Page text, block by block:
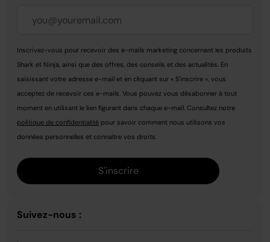
Inscrivez-vous pour recevoir des e-mails marketing concernant les produits
Shark et Ninja, ainsi que des offres, des conseils et des actualités. En
saisissant votre adresse e-mail et en cliquant sur « S'inscrire », vous
acceptez de recevoir ces e-mails. Vous pouvez vous désabonner à tout
moment en utilisant le lien figurant dans chaque e-mail. Consultez notre
politique de confidentialité pour savoir comment nous utilisons vos
données personnelles et connaître vos droits.
S'inscrire
Suivez-nous :